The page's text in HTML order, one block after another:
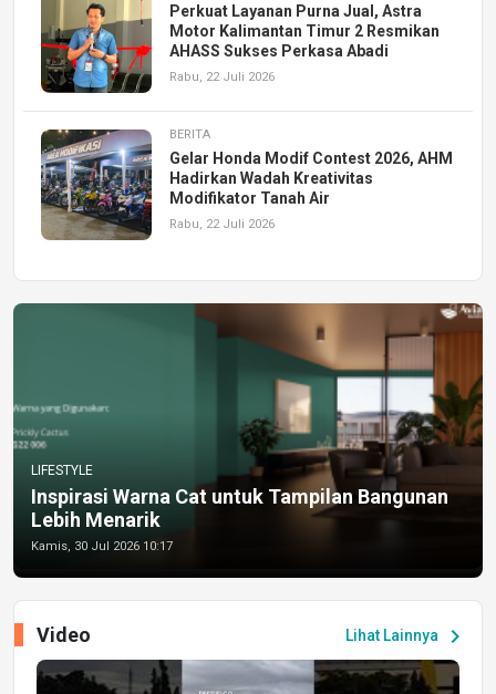
Perkuat Layanan Purna Jual, Astra
Motor Kalimantan Timur 2 Resmikan
AHASS Sukses Perkasa Abadi
Rabu, 22 Juli 2026
BERITA
Gelar Honda Modif Contest 2026, AHM
Hadirkan Wadah Kreativitas
Modifikator Tanah Air
Rabu, 22 Juli 2026
LIFESTYLE
Inspirasi Warna Cat untuk Tampilan Bangunan
Lebih Menarik
Kamis, 30 Jul 2026 10:17
Lihat Lainnya chevron_right
Video